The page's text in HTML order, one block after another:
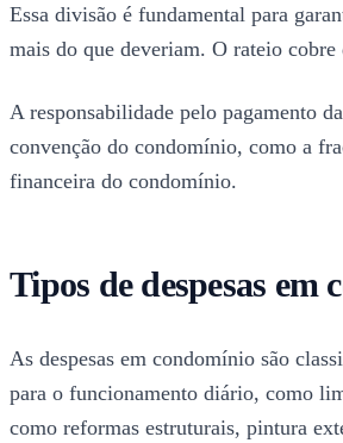
Essa divisão é fundamental para
mais do que deveriam. O rateio cobre
A responsabilidade pelo pagamento
convenção do condomínio, como a
financeira do condomínio.
Tipos de despesas em
As despesas em condomínio são
para o funcionamento diário, como
como reformas estruturais, pintura